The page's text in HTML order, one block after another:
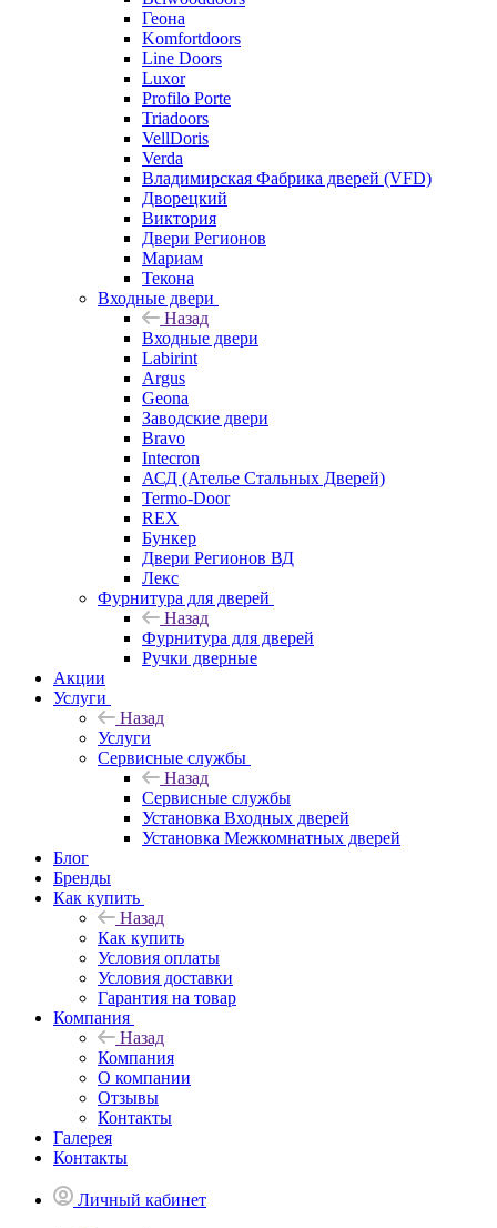
Геона
Komfortdoors
Line Doors
Luxor
Profilo Porte
Triadoors
VellDoris
Verda
Владимирская Фабрика дверей (VFD)
Дворецкий
Виктория
Двери Регионов
Мариам
Текона
Входные двери
Назад
Входные двери
Labirint
Argus
Geona
Заводские двери
Bravo
Intecron
АСД (Ателье Стальных Дверей)
Termo-Door
REX
Бункер
Двери Регионов ВД
Лекс
Фурнитура для дверей
Назад
Фурнитура для дверей
Ручки дверные
Акции
Услуги
Назад
Услуги
Сервисные службы
Назад
Сервисные службы
Установка Входных дверей
Установка Межкомнатных дверей
Блог
Бренды
Как купить
Назад
Как купить
Условия оплаты
Условия доставки
Гарантия на товар
Компания
Назад
Компания
О компании
Отзывы
Контакты
Галерея
Контакты
Личный кабинет